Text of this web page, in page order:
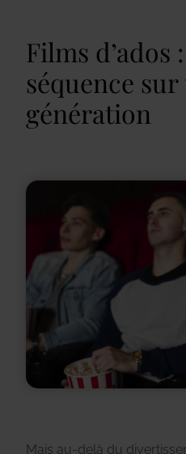
Films d’ados
séquence sur
génération
Mais au-delà du